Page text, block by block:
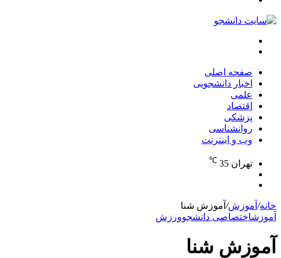
صفحه اصلی
اخبار دانشجویی
علمی
اقتصاد
پزشکی
روانشناسی
وب و اینترنت
تهران 35
℃
خانه/ آموزش/ آموزش شنا
آموزشاختصاصی دانشجوورزش
آموزش شنا